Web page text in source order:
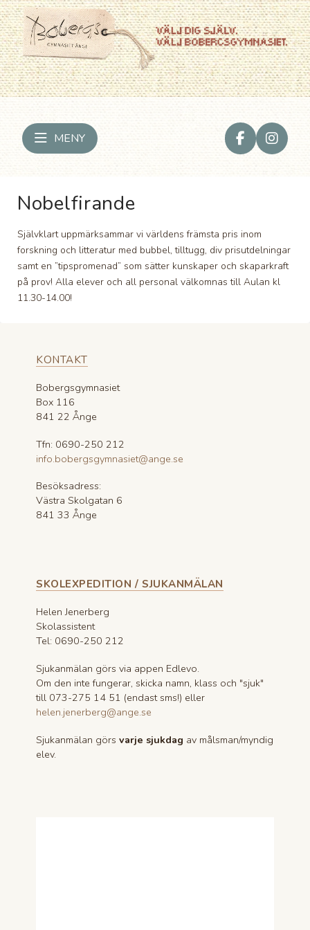
MENY
Nobelfirande
Självklart uppmärksammar vi världens främsta pris inom
forskning och litteratur med bubbel, tilltugg, div prisutdelningar
samt en ”tipspromenad” som sätter kunskaper och skaparkraft
på prov! Alla elever och all personal välkomnas till Aulan kl
11.30-14.00!
KONTAKT
Bobergsgymnasiet
Box 116
841 22 Ånge
Tfn: 0690-250 212
info.bobergsgymnasiet@ange.se
Besöksadress:
Västra Skolgatan 6
841 33 Ånge
SKOLEXPEDITION / SJUKANMÄLAN
Helen Jenerberg
Skolassistent
Tel: 0690-250 212
Sjukanmälan görs via appen Edlevo.
Om den inte fungerar, skicka namn, klass och "sjuk"
till 073-275 14 51 (endast sms!) eller
helen.jenerberg@ange.se
Sjukanmälan görs varje sjukdag av målsman/myndig
elev.